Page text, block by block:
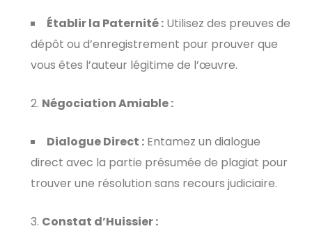
Établir la Paternité :Utilisez des preuves de
dépôt ou d’enregistrement pour prouver que
vous êtes l’auteur légitime de l’œuvre.
Négociation Amiable :
Dialogue Direct :Entamez un dialogue
direct avec la partie présumée de plagiat pour
trouver une résolution sans recours judiciaire.
Constat d’Huissier :